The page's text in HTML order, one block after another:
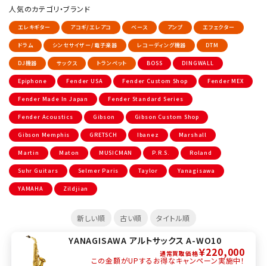
人気のカテゴリ・ブランド
エレキギター アコギ/エレアコ ベース アンプ エフェクター
ドラム シンセサイザー/電子楽器 レコーディング機器 DTM
DJ機器 サックス トランペット BOSS DINGWALL
Epiphone Fender USA Fender Custom Shop Fender MEX
Fender Made In Japan Fender Standard Series
Fender Acoustics Gibson Gibson Custom Shop
Gibson Memphis GRETSCH Ibanez Marshall
Martin Maton MUSICMAN P.R.S. Roland
Suhr Guitars Selmer Paris Taylor Yanagisawa
YAMAHA Zildjian
新しい順 古い順 タイトル順
YANAGISAWA アルトサックス A-WO10
通常買取価格￥220,000
この金額がUPするお得なキャンペーン実施中！